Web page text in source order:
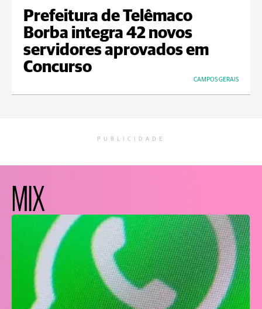
Prefeitura de Telêmaco
Borba integra 42 novos
servidores aprovados em
Concurso
CAMPOS GERAIS
PUBLICIDADE
MIX